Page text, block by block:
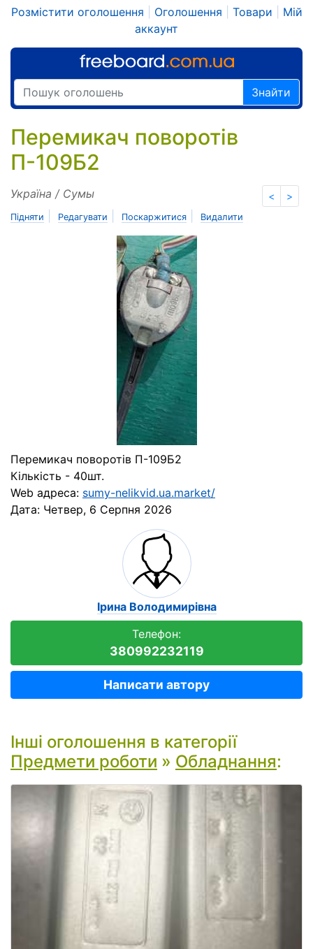
Розмістити оголошення Оголошення Товари
Мій
аккаунт
Знайти
Перемикач поворотів
П-109Б2
< >
Україна / Сумы
Підняти Редагувати Поскаржитися Видалити
Перемикач поворотів П-109Б2
Кількість - 40шт.
Web адреса: sumy-nelikvid.ua.market/
Дата: Четвер, 6 Серпня 2026
Ірина Володимирівна
Телефон:
380992232119
Написати автору
Інші оголошення в категорії
Предмети роботи » Обладнання: